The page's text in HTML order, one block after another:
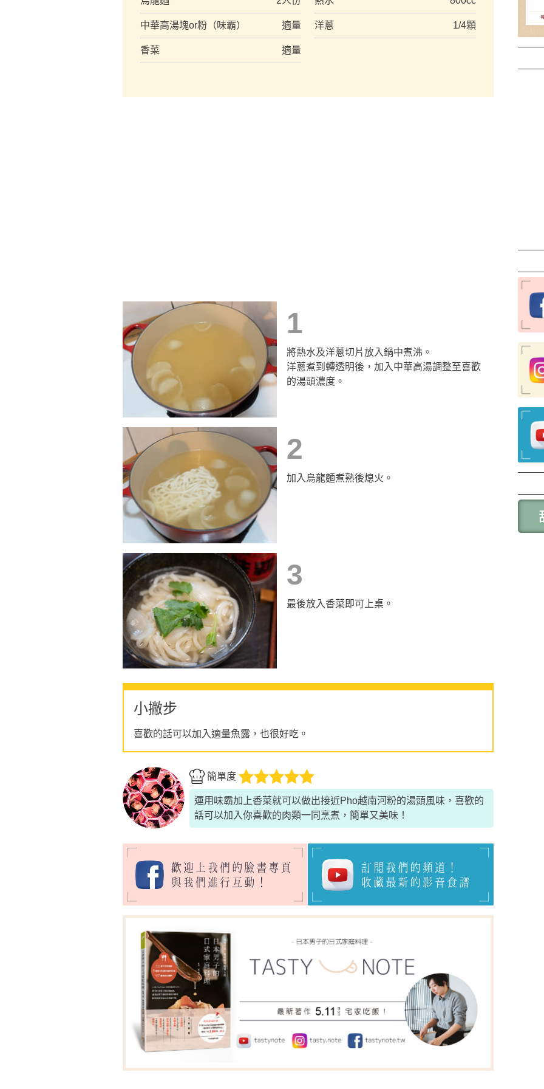
中華高湯塊or粉（味霸） 適量 洋蔥 1/4顆
香菜 適量
1
將熱水及洋蔥切片放入鍋中煮沸。
洋蔥煮到轉透明後，加入中華高湯調整至喜歡
的湯頭濃度。
2
加入烏龍麵煮熟後熄火。
3
最後放入香菜即可上桌。
小撇步
喜歡的話可以加入適量魚露，也很好吃。
簡單度
運用味霸加上香菜就可以做出接近Pho越南河粉的湯頭風味，喜歡的
話可以加入你喜歡的肉類一同烹煮，簡單又美味！